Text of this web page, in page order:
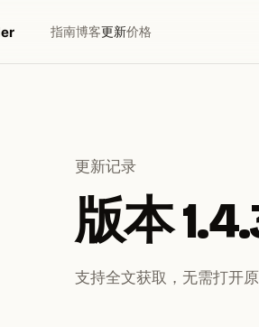
指南博客更新价格
更新记录
版本
支持全文获取，无需打开